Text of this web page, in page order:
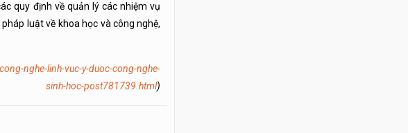
quy định về quản lý các nhiệm vụ
luật về khoa học và công nghệ,
nghe-linh-vuc-y-duoc-cong-nghe-
sinh-hoc-post781739.html)